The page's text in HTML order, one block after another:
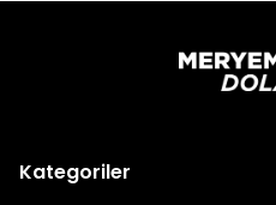
Kategoriler